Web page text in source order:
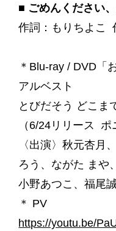
■ ごめんください
作詞：もりちよこ
＊Blu-ray / DVD「
アルベスト
とびだそう どこま
（6/24リリース ポ
〈出演〉秋元杏月
ろう、ながた まや、
小野あつこ、福尾
＊ PV
https://youtu.be/